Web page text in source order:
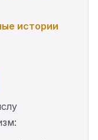
истории